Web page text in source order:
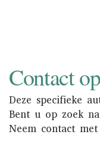
Contact
Deze specifieke
Bent u op zoek
Neem contact